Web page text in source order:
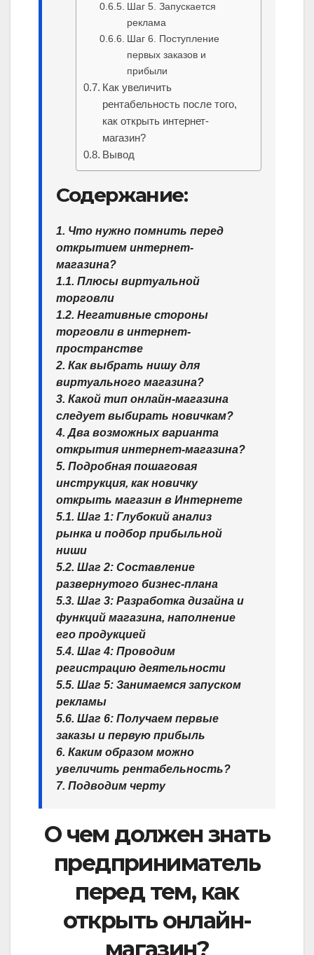
Шаг 5. Запускается
реклама
Шаг 6. Поступление
первых заказов и
прибыли
Как увеличить
рентабельность после того,
как открыть интернет-
магазин?
Вывод
Содержание:
1. Что нужно помнить перед
открытием интернет-
магазина?
1.1. Плюсы виртуальной
торговли
1.2. Негативные стороны
торговли в интернет-
пространстве
2. Как выбрать нишу для
виртуального магазина?
3. Какой тип онлайн-магазина
следует выбирать новичкам?
4. Два возможных варианта
открытия интернет-магазина?
5. Подробная пошаговая
инструкция, как новичку
открыть магазин в Интернете
5.1. Шаг 1: Глубокий анализ
рынка и подбор прибыльной
ниши
5.2. Шаг 2: Составление
развернутого бизнес-плана
5.3. Шаг 3: Разработка дизайна и
функций магазина, наполнение
его продукцией
5.4. Шаг 4: Проводим
регистрацию деятельности
5.5. Шаг 5: Занимаемся запуском
рекламы
5.6. Шаг 6: Получаем первые
заказы и первую прибыль
6. Каким образом можно
увеличить рентабельность?
7. Подводим черту
О чем должен знать
предприниматель
перед тем, как
открыть онлайн-
магазин?